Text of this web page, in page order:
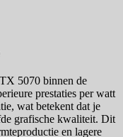
5070 binnen de
prestaties per watt
wat betekent dat je
grafische kwaliteit. Dit
en lagere